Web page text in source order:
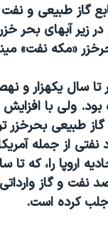
به اسرائیل
آزادی
گاز طبيعی و
آبهای بحر خزر
«مکه نفت»
تا سال يکهزار و
بود. ولی با
گاز طبيعی
از جمله
اروپا را، که تا
نفت و گاز
کرده است.